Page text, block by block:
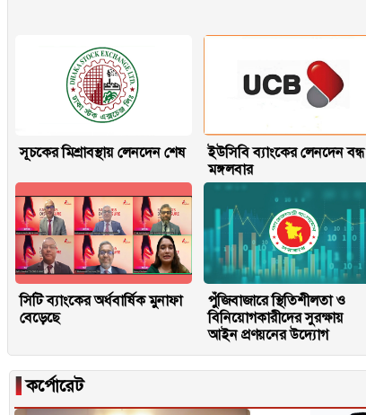
সূচকের মিশ্রাবস্থায় লেনদেন শেষ
ইউসিবি ব্যাংকের লেনদেন বন্ধ
মঙ্গলবার
সিটি ব্যাংকের অর্ধবার্ষিক মুনাফা
বেড়েছে
পুঁজিবাজারে স্থিতিশীলতা ও
বিনিয়োগকারীদের সুরক্ষায়
আইন প্রণয়নের উদ্যোগ
▐কর্পোরেট